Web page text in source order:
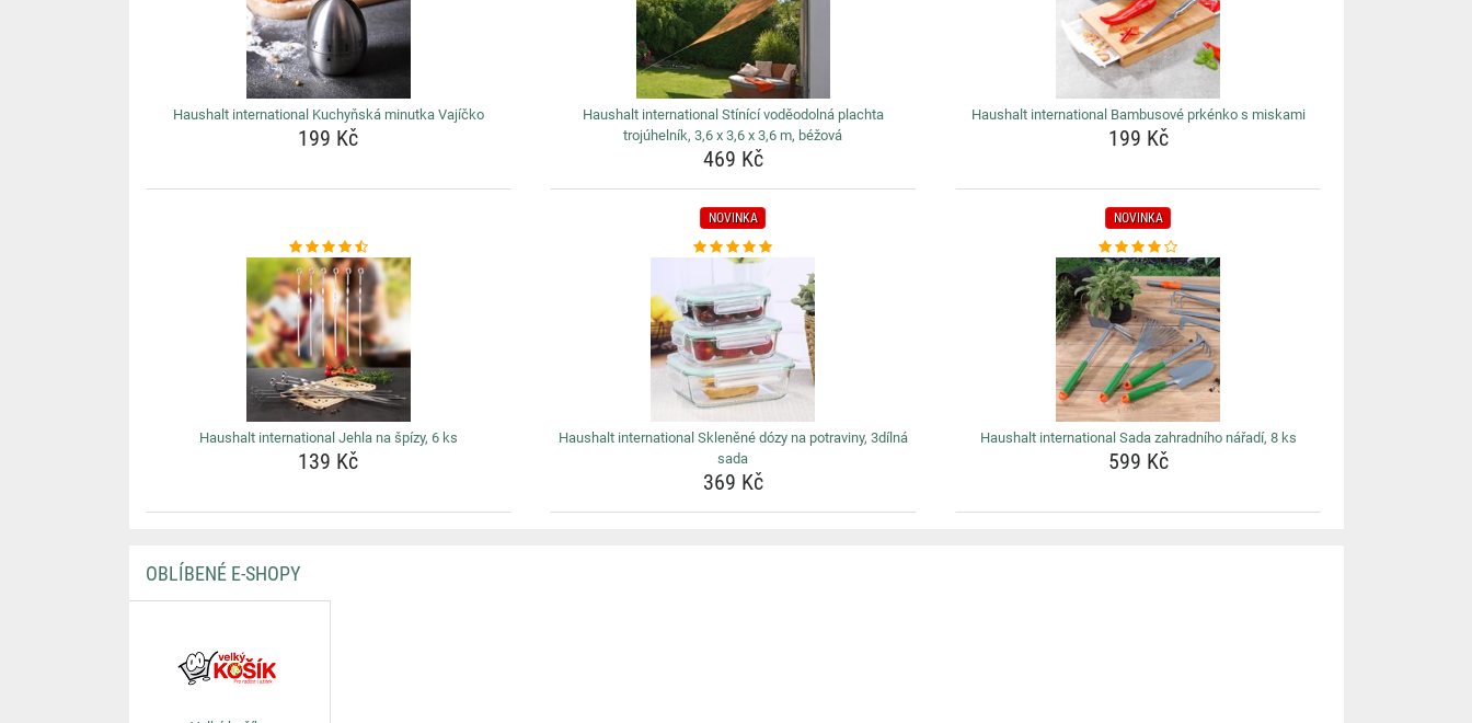
Haushalt international Kuchyňská minutka Vajíčko
199 Kč
Haushalt international Stínící voděodolná plachta
trojúhelník, 3,6 x 3,6 x 3,6 m, béžová
469 Kč
Haushalt international Bambusové prkénko s miskami
199 Kč
Haushalt international Jehla na špízy, 6 ks
139 Kč
NOVINKA
Haushalt international Skleněné dózy na potraviny, 3dílná
sada
369 Kč
NOVINKA
Haushalt international Sada zahradního nářadí, 8 ks
599 Kč
OBLÍBENÉ E-SHOPY